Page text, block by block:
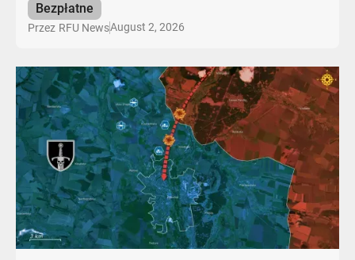
Bezpłatne
Przez RFU NewsAugust 2, 2026